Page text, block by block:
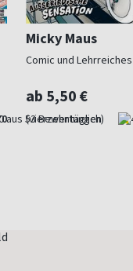
Micky Maus
Comic und Lehrreiches
ab 5,50 €
(vierzehntäglich)